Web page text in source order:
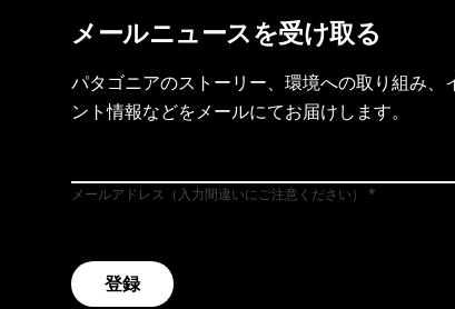
メールニュースを受け取る
パタゴニアのストーリー、環境への取り組み、
ント情報などをメールにてお届けします。
メールアドレス（入力間違いにご注意ください）
登録